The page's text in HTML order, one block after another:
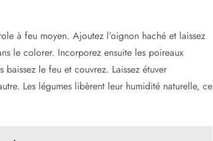
à feu moyen. Ajoutez l’oignon haché et laissez
le colorer. Incorporez ensuite les poireaux
le feu et couvrez. Laissez étuver
Les légumes libèrent leur humidité naturelle, ce